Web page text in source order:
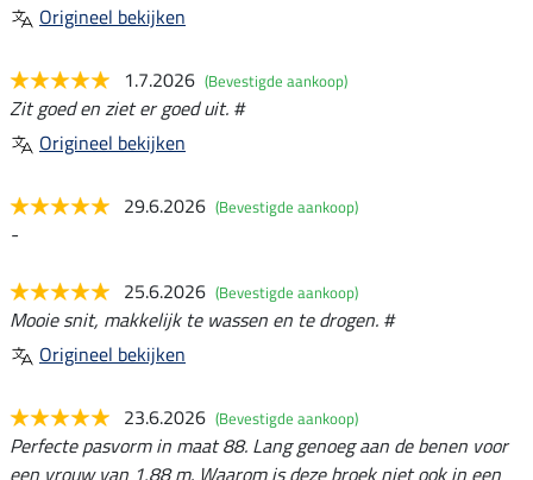
Origineel bekijken
1.7.2026 (Bevestigde aankoop)
Zit goed en ziet er goed uit. #
Origineel bekijken
29.6.2026 (Bevestigde aankoop)
-
25.6.2026 (Bevestigde aankoop)
Mooie snit, makkelijk te wassen en te drogen. #
Origineel bekijken
23.6.2026 (Bevestigde aankoop)
Perfecte pasvorm in maat 88. Lang genoeg aan de benen voor
een vrouw van 1,88 m. Waarom is deze broek niet ook in een